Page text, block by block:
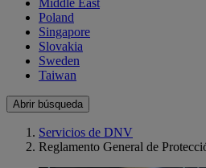
Middle East
Poland
Singapore
Slovakia
Sweden
Taiwan
Abrir búsqueda
Servicios de DNV
Reglamento General de